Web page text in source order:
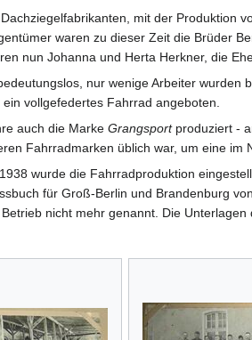
mit der Produktion
waren zu dieser Zeit die Brüder
nun Johanna und Herta Herkner, die
nur wenige Arbeiter
vollgefedertes Fahrrad angeboten.
auch die Marke Grangsportproduziert -
Fahrradmarken üblich war, um eine im
wurde die Fahrradproduktion
für Groß-Berlin und Brandenburg
nicht mehr genannt. Die